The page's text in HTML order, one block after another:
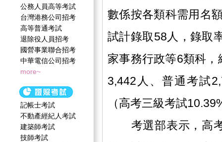
公務人員高等考試
台灣港務公司招考
高等普通考試
退除役人員招考
國營事業聯合招考
中華電信公司招考
more~
記帳士考試
不動產經紀人考試
建築師考試
技師考試
數係按各類科需用名
試計錄取58人，錄取
家事務行政等6類科
3,442人、普通考試
（高考三級考試
考選部表示，高考